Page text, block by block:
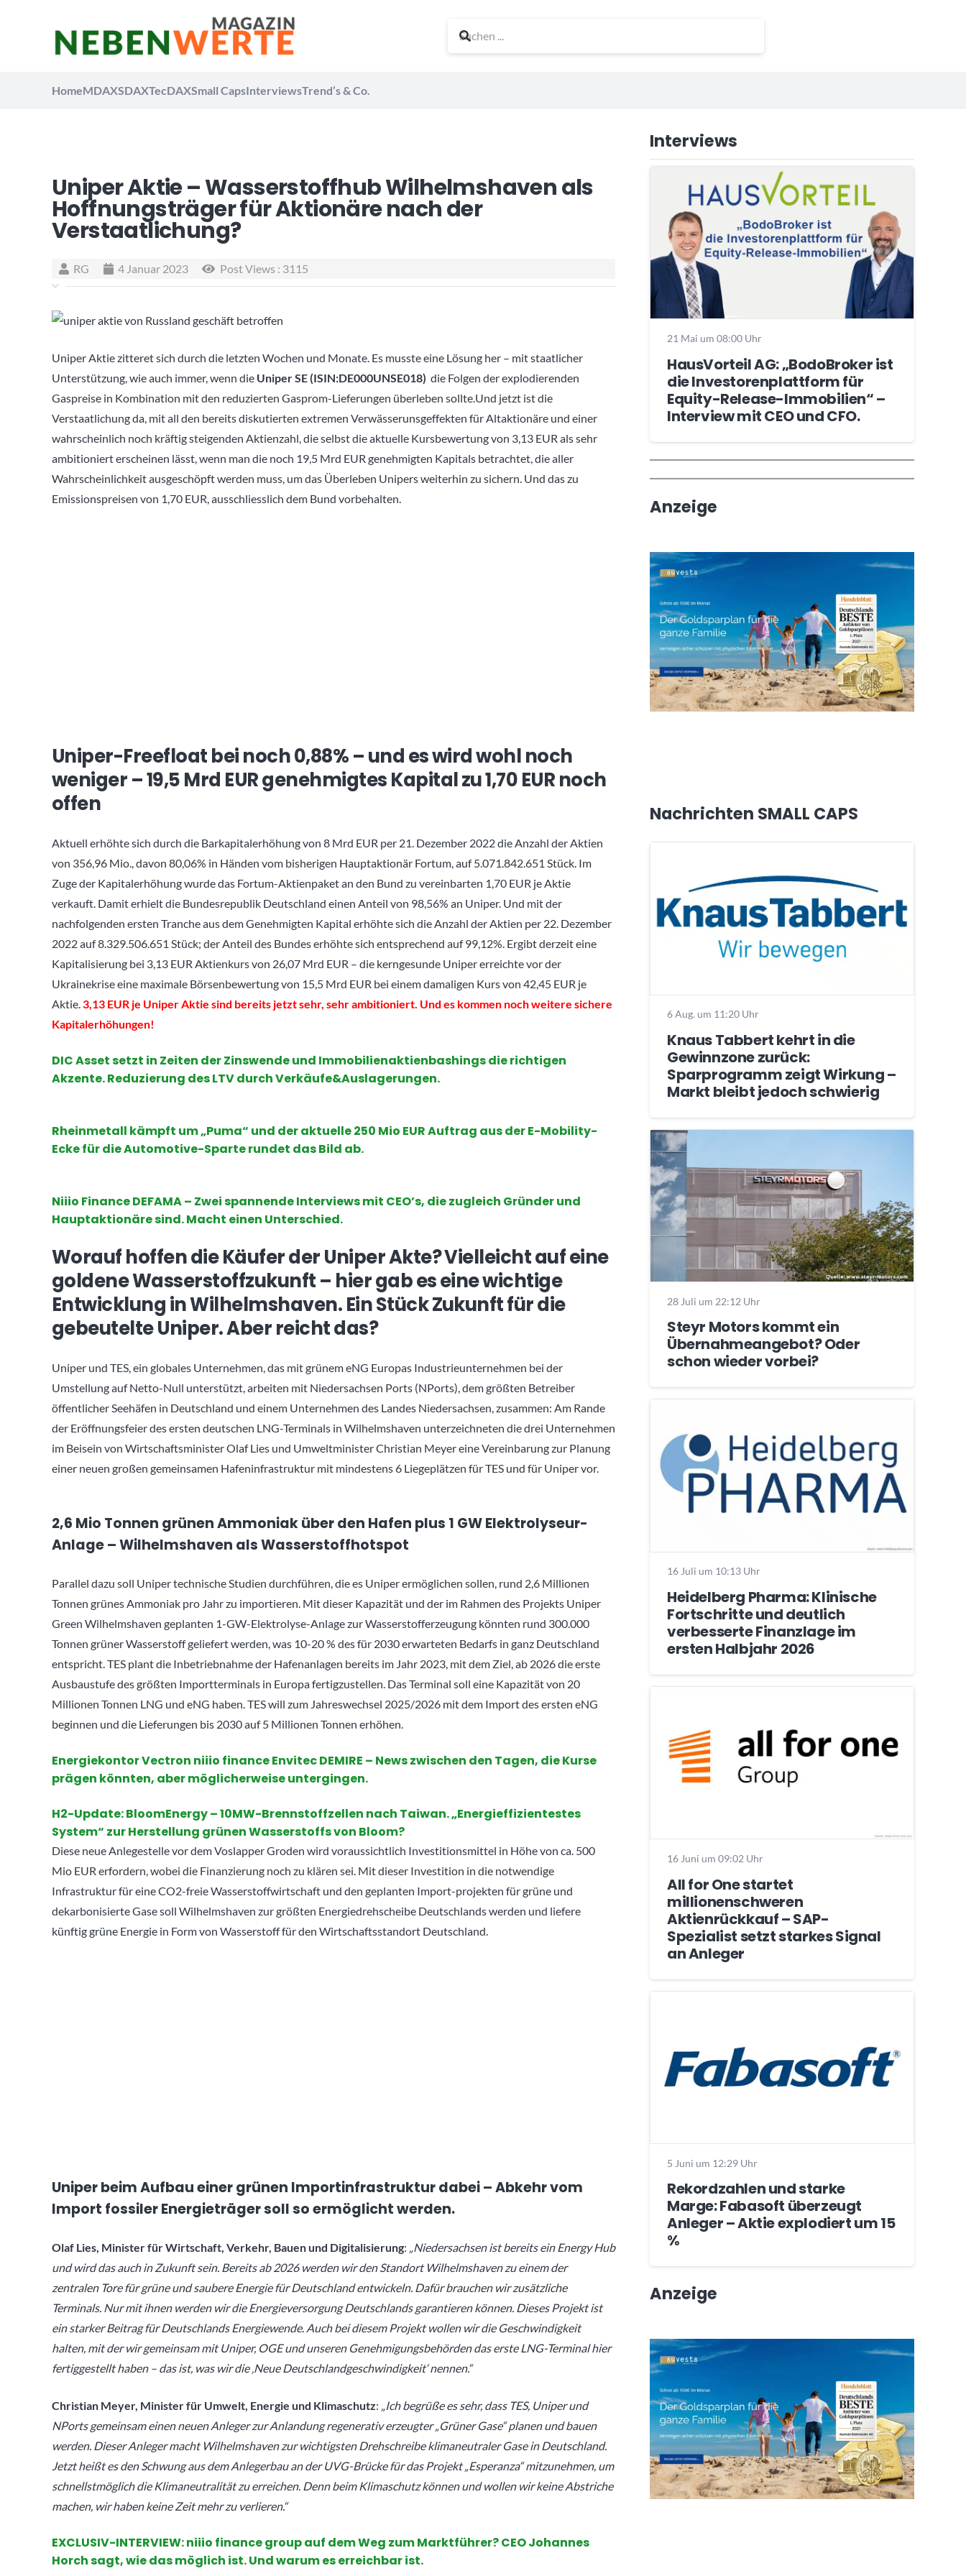
HomeMDAXSDAXTecDAXSmall CapsInterviewsTrend’s & Co.
Uniper Aktie – Wasserstoffhub Wilhelmshaven als
Hoffnungsträger für Aktionäre nach der
Verstaatlichung?
RG 4 Januar 2023 Post Views : 3115
Uniper Aktie zitteret sich durch die letzten Wochen und Monate. Es musste eine Lösung her – mit staatlicher
Unterstützung, wie auch immer, wenn die Uniper SE (ISIN:DE000UNSE018) die Folgen der explodierenden
Gaspreise in Kombination mit den reduzierten Gasprom-Lieferungen überleben sollte.Und jetzt ist die
Verstaatlichung da, mit all den bereits diskutierten extremen Verwässerunsgeffekten für Altaktionäre und einer
wahrscheinlich noch kräftig steigenden Aktienzahl, die selbst die aktuelle Kursbewertung von 3,13 EUR als sehr
ambitioniert erscheinen lässt, wenn man die noch 19,5 Mrd EUR genehmigten Kapitals betrachtet, die aller
Wahrscheinlichkeit ausgeschöpft werden muss, um das Überleben Unipers weiterhin zu sichern. Und das zu
Emissionspreisen von 1,70 EUR, ausschliesslich dem Bund vorbehalten.
Uniper-Freefloat bei noch 0,88% – und es wird wohl noch
weniger – 19,5 Mrd EUR genehmigtes Kapital zu 1,70 EUR noch
offen
Aktuell erhöhte sich durch die Barkapitalerhöhung von 8 Mrd EUR per 21. Dezember 2022 die Anzahl der Aktien
von 356,96 Mio., davon 80,06% in Händen vom bisherigen Hauptaktionär Fortum, auf 5.071.842.651 Stück. Im
Zuge der Kapitalerhöhung wurde das Fortum-Aktienpaket an den Bund zu vereinbarten 1,70 EUR je Aktie
verkauft. Damit erhielt die Bundesrepublik Deutschland einen Anteil von 98,56% an Uniper. Und mit der
nachfolgenden ersten Tranche aus dem Genehmigten Kapital erhöhte sich die Anzahl der Aktien per 22. Dezember
2022 auf 8.329.506.651 Stück; der Anteil des Bundes erhöhte sich entsprechend auf 99,12%. Ergibt derzeit eine
Kapitalisierung bei 3,13 EUR Aktienkurs von 26,07 Mrd EUR – die kerngesunde Uniper erreichte vor der
Ukrainekrise eine maximale Börsenbewertung von 15,5 Mrd EUR bei einem damaligen Kurs von 42,45 EUR je
Aktie.3,13 EUR je Uniper Aktie sind bereits jetzt sehr, sehr ambitioniert. Und es kommen noch weitere sichere
Kapitalerhöhungen!
DIC Asset setzt in Zeiten der Zinswende und Immobilienaktienbashings die richtigen
Akzente. Reduzierung des LTV durch Verkäufe&Auslagerungen.
Rheinmetall kämpft um „Puma“ und der aktuelle 250 Mio EUR Auftrag aus der E-Mobility-
Ecke für die Automotive-Sparte rundet das Bild ab.
Niiio Finance DEFAMA – Zwei spannende Interviews mit CEO’s, die zugleich Gründer und
Hauptaktionäre sind. Macht einen Unterschied.
Worauf hoffen die Käufer der Uniper Akte? Vielleicht auf eine
goldene Wasserstoffzukunft – hier gab es eine wichtige
Entwicklung in Wilhelmshaven. Ein Stück Zukunft für die
gebeutelte Uniper. Aber reicht das?
Uniper und TES, ein globales Unternehmen, das mit grünem eNG Europas Industrieunternehmen bei der
Umstellung auf Netto-Null unterstützt, arbeiten mit Niedersachsen Ports (NPorts), dem größten Betreiber
öffentlicher Seehäfen in Deutschland und einem Unternehmen des Landes Niedersachsen, zusammen: Am Rande
der Eröffnungsfeier des ersten deutschen LNG-Terminals in Wilhelmshaven unterzeichneten die drei Unternehmen
im Beisein von Wirtschaftsminister Olaf Lies und Umweltminister Christian Meyer eine Vereinbarung zur Planung
einer neuen großen gemeinsamen Hafeninfrastruktur mit mindestens 6 Liegeplätzen für TES und für Uniper vor.
2,6 Mio Tonnen grünen Ammoniak über den Hafen plus 1 GW Elektrolyseur-
Anlage – Wilhelmshaven als Wasserstoffhotspot
Parallel dazu soll Uniper technische Studien durchführen, die es Uniper ermöglichen sollen, rund 2,6 Millionen
Tonnen grünes Ammoniak pro Jahr zu importieren. Mit dieser Kapazität und der im Rahmen des Projekts Uniper
Green Wilhelmshaven geplanten 1-GW-Elektrolyse-Anlage zur Wasserstofferzeugung könnten rund 300.000
Tonnen grüner Wasserstoff geliefert werden, was 10-20 % des für 2030 erwarteten Bedarfs in ganz Deutschland
entspricht. TES plant die Inbetriebnahme der Hafenanlagen bereits im Jahr 2023, mit dem Ziel, ab 2026 die erste
Ausbaustufe des größten Importterminals in Europa fertigzustellen. Das Terminal soll eine Kapazität von 20
Millionen Tonnen LNG und eNG haben. TES will zum Jahreswechsel 2025/2026 mit dem Import des ersten eNG
beginnen und die Lieferungen bis 2030 auf 5 Millionen Tonnen erhöhen.
Energiekontor Vectron niiio finance Envitec DEMIRE – News zwischen den Tagen, die Kurse
prägen könnten, aber möglicherweise untergingen.
H2-Update: BloomEnergy – 10MW-Brennstoffzellen nach Taiwan. „Energieffizientestes
System“ zur Herstellung grünen Wasserstoffs von Bloom?
Diese neue Anlegestelle vor dem Voslapper Groden wird voraussichtlich Investitionsmittel in Höhe von ca. 500
Mio EUR erfordern, wobei die Finanzierung noch zu klären sei. Mit dieser Investition in die notwendige
Infrastruktur für eine CO2-freie Wasserstoffwirtschaft und den geplanten Import-projekten für grüne und
dekarbonisierte Gase soll Wilhelmshaven zur größten Energiedrehscheibe Deutschlands werden und liefere
künftig grüne Energie in Form von Wasserstoff für den Wirtschaftsstandort Deutschland.
Uniper beim Aufbau einer grünen Importinfrastruktur dabei – Abkehr vom
Import fossiler Energieträger soll so ermöglicht werden.
Olaf Lies, Minister für Wirtschaft, Verkehr, Bauen und Digitalisierung: „Niedersachsen ist bereits ein Energy Hub
und wird das auch in Zukunft sein. Bereits ab 2026 werden wir den Standort Wilhelmshaven zu einem der
zentralen Tore für grüne und saubere Energie für Deutschland entwickeln. Dafür brauchen wir zusätzliche
Terminals. Nur mit ihnen werden wir die Energieversorgung Deutschlands garantieren können. Dieses Projekt ist
ein starker Beitrag für Deutschlands Energiewende. Auch bei diesem Projekt wollen wir die Geschwindigkeit
halten, mit der wir gemeinsam mit Uniper, OGE und unseren Genehmigungsbehörden das erste LNG-Terminal hier
fertiggestellt haben – das ist, was wir die ‚Neue Deutschlandgeschwindigkeit‘ nennen.“
Christian Meyer, Minister für Umwelt, Energie und Klimaschutz: „Ich begrüße es sehr, dass TES, Uniper und
NPorts gemeinsam einen neuen Anleger zur Anlandung regenerativ erzeugter „Grüner Gase“ planen und bauen
werden. Dieser Anleger macht Wilhelmshaven zur wichtigsten Drehschreibe klimaneutraler Gase in Deutschland.
Jetzt heißt es den Schwung aus dem Anlegerbau an der UVG-Brücke für das Projekt „Esperanza“ mitzunehmen, um
schnellstmöglich die Klimaneutralität zu erreichen. Denn beim Klimaschutz können und wollen wir keine Abstriche
machen, wir haben keine Zeit mehr zu verlieren.“
EXCLUSIV-INTERVIEW: niiio finance group auf dem Weg zum Marktführer? CEO Johannes
Horch sagt, wie das möglich ist. Und warum es erreichbar ist.
Interviews
21 Mai um 08:00 Uhr
HausVorteil AG: „BodoBroker ist
die Investorenplattform für
Equity-Release-Immobilien“ –
Interview mit CEO und CFO.
Wochenrückblick
Trendthemen
Anzeige
Nachrichten SMALL CAPS
6 Aug. um 11:20 Uhr
Knaus Tabbert kehrt in die
Gewinnzone zurück:
Sparprogramm zeigt Wirkung –
Markt bleibt jedoch schwierig
28 Juli um 22:12 Uhr
Steyr Motors kommt ein
Übernahmeangebot? Oder
schon wieder vorbei?
16 Juli um 10:13 Uhr
Heidelberg Pharma: Klinische
Fortschritte und deutlich
verbesserte Finanzlage im
ersten Halbjahr 2026
16 Juni um 09:02 Uhr
All for One startet
millionenschweren
Aktienrückkauf – SAP-
Spezialist setzt starkes Signal
an Anleger
5 Juni um 12:29 Uhr
Rekordzahlen und starke
Marge: Fabasoft überzeugt
Anleger – Aktie explodiert um 15
%
Anzeige